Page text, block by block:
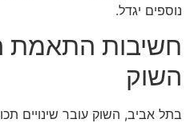
נוספים יגדל.
חשיבות התאמת
השוק
בתל אביב, השוק עובר שינויים